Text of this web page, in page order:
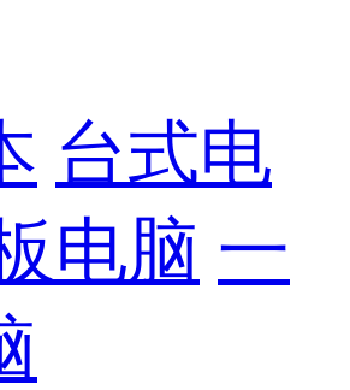
台式电
电脑 一